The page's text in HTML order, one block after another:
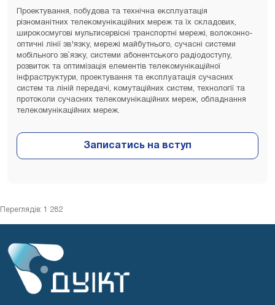
Проектування, побудова та технічна експлуатація
різноманітних телекомунікаційних мереж та їх складових,
широкосмугові мультисервісні транспортні мережі, волоконно-
оптичні лінії зв'язку, мережі майбутнього, сучасні системи
мобільного зв`язку, системи абонентського радіодоступу,
розвиток та оптимізація елементів телекомунікаційної
інфраструктури, проектування та експлуатація сучасних
систем та ліній передачі, комутаційних систем, технології та
протоколи сучасних телекомунікаційних мереж, обладнання
телекомунікаційних мереж.
Переглядів: 1 282